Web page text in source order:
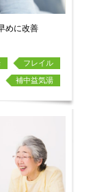
めに改善
フレイル
補中益気湯